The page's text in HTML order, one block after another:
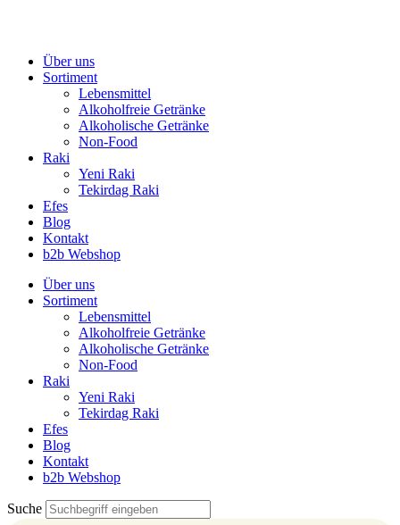
Über uns
Sortiment
Lebensmittel
Alkoholfreie Getränke
Alkoholische Getränke
Non-Food
Raki
Yeni Raki
Tekirdag Raki
Efes
Blog
Kontakt
b2b Webshop
Über uns
Sortiment
Lebensmittel
Alkoholfreie Getränke
Alkoholische Getränke
Non-Food
Raki
Yeni Raki
Tekirdag Raki
Efes
Blog
Kontakt
b2b Webshop
Suche